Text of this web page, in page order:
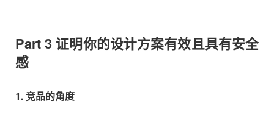
Part 3 证明你的设计方案有效且具有安全
感
1. 竞品的角度